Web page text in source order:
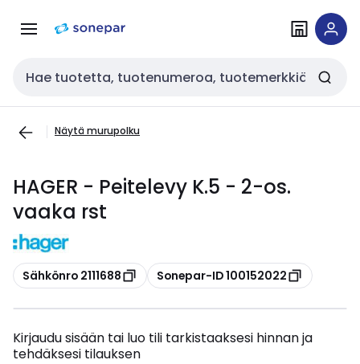
navigointiinsisältöön
Haku
Näytä murupolku
HAGER - Peitelevy K.5 - 2-os.
vaaka rst
Kopioi
Sähkönro 2111688 Kopioi
Sonepar-ID 100152022
Kirjaudu sisään tai luo tili tarkistaaksesi hinnan ja
tehdäksesi tilauksen